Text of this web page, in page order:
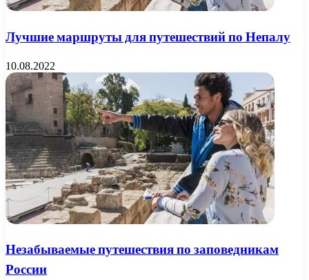
Лучшие маршруты для путешествий по Непалу
10.08.2022
Незабываемые путешествия по заповедникам
России